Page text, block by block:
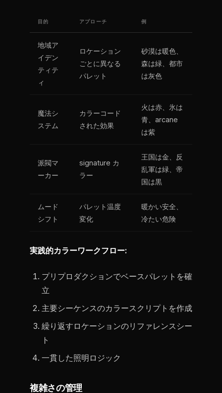
目的 アプローチ 例
地域ア
イデン
ティテ
ィ
ロケーション
ごとに異なる
パレット
砂漠は暖色、
森は緑、都市
は灰色
魔法シ
ステム
カラーコード
された効果
火は赤、氷は
青、arcane
は紫
派閥マ
ーカー
signature カ
ラー
王国は金、反
乱軍は緑、帝
国は黒
ムード
シフト
パレット温度
変化
暖かい安全、
冷たい危険
実践的カラーワークフロー:
プリプロダクションでベースパレットを確
立
主要シーケンスのカラースクリプトを作成
繰り返すロケーションのリファレンスシー
ト
一貫した照明ロジック
複雑さの管理